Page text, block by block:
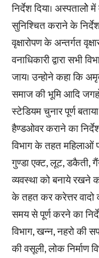
निर्देश दिया।
सुनिश्चित कराने के
वृक्षारोपण के अन्तर्गत
वनाधिकारी द्वारा सभी
जाय। उन्होने कहा कि
समाज की भूमि आदि जगहो
स्टेडियम चुनार पूर्ण
हैण्डओवर कराने का
विभाग के तहत महिलाओं
गुण्डा एक्ट, लूट, डकैती,
व्यवस्था को बनाये रखने
के तहत कर करेत्तर वादो
समय से पूर्ण करने का
विभाग, खन्न, नहरो की
की वसूली, लोक निर्माण